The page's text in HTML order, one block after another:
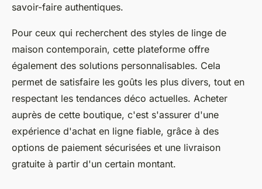
savoir-faire authentiques.
Pour ceux qui recherchent des styles de linge de
maison contemporain, cette plateforme offre
également des solutions personnalisables. Cela
permet de satisfaire les goûts les plus divers, tout en
respectant les tendances déco actuelles. Acheter
auprès de cette boutique, c'est s'assurer d'une
expérience d'achat en ligne fiable, grâce à des
options de paiement sécurisées et une livraison
gratuite à partir d'un certain montant.